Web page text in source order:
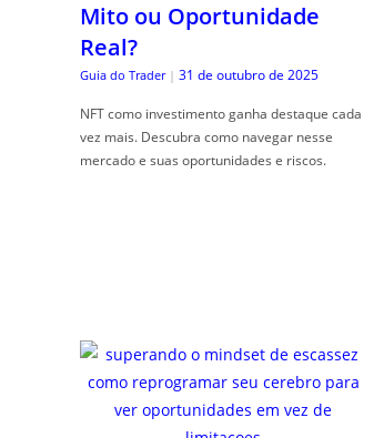
Mito ou Oportunidade
Real?
Guia do Trader | 31 de outubro de 2025
NFT como investimento ganha destaque cada
vez mais. Descubra como navegar nesse
mercado e suas oportunidades e riscos.